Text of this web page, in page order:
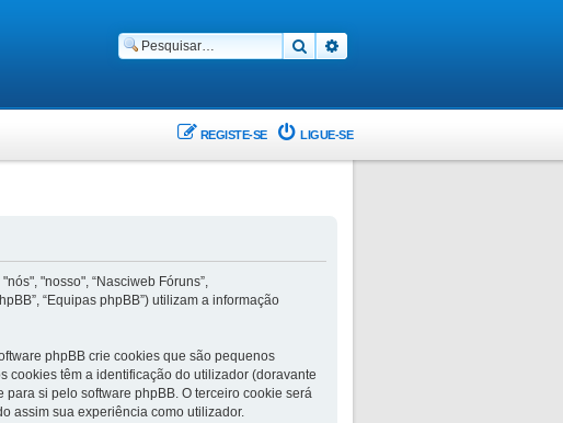
Pesquisar
LIGUE-SE
REGISTE-SE
"nosso", “Nasciweb Fóruns”,
“Equipas phpBB”) utilizam a informação
phpBB crie cookies que são pequenos
cookies têm a identificação do utilizador (doravante
si pelo software phpBB. O terceiro cookie será
assim sua experiência como utilizador.